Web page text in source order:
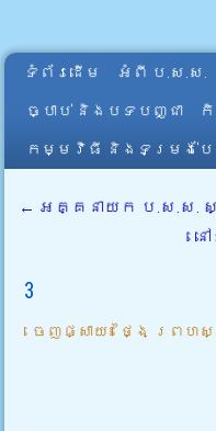
ទំព័រដើម អំពី​ ប.ស.ស.
ច្បាប់ និងបទបញ្ជា
កម្មវិធី និងទម្រង់ប
← អគ្គនាយក ប.ស.ស.
ន
3
ចេញផ្សាយ៖ ថ្ងៃ ព្រហស្